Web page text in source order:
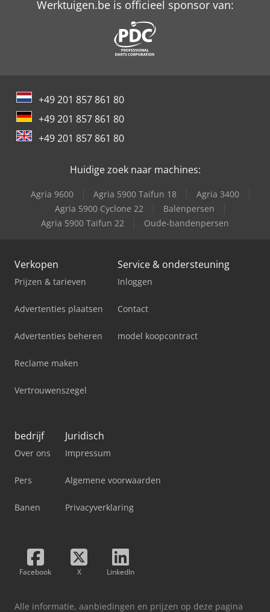
International 833
Oil & Steel
Schaffer 2345 T
Werktuigen.be is officieel sponsor van:
+49 201 857 861 80
+49 201 857 861 80
+49 201 857 861 80
Huidige zoek naar machines:
Agria 9600 Agria 5900 Taifun 18
Agria 3400
Agria 5900 Cyclone 22
Balenpersen
Agria 5900 Taifun 22
Oude-bandenpersen
Verkopen
Prijzen & tarieven
Advertenties plaatsen
Advertenties beheren
Reclame maken
Vertrouwenszegel
Service & ondersteuning
Inloggen
Contact
model koopcontract
bedrijf
Over ons
Pers
Banen
Juridisch
Impressum
Algemene voorwaarden
Privacyverklaring
Facebook X LinkedIn
Alle informatie, aanbiedingen en prijzen op deze pagina